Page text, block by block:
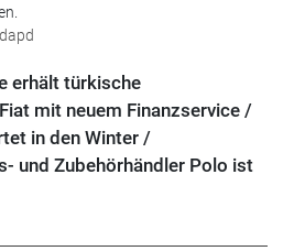
erhält türkische
mit neuem Finanzservice /
in den Winter /
und Zubehörhändler Polo ist